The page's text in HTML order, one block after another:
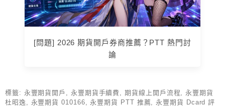
[問題] 2026 期貨開戶券商推薦？PTT 熱門討
論
標籤: 永豐期貨開戶 永豐期貨手續費 ,期貨線上開戶流程 ,永豐期貨
杜昭逸
永豐期貨 010166 ,永豐期貨 PTT 推薦 ,永豐期貨 Dcard 評